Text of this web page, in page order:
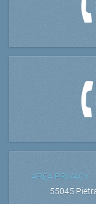
AREA PRIVACY-
55045